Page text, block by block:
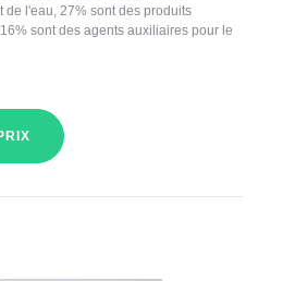
de l'eau, 27% sont des produits
sont des agents auxiliaires pour le